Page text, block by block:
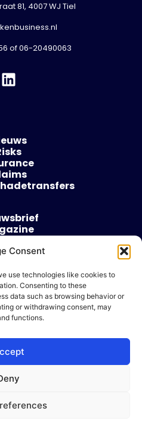
Consent
use technologies like cookies to
Consenting to these
data such as browsing behavior or
or withdrawing consent, may
functions.
81, 4007 WJ Tiel
of06-20490063
beleid
& Business
door